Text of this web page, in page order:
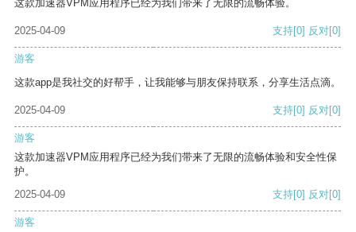
这款加速器VPM应用程序已经为我们带来了无限的流畅体验。
2025-04-09 支持[0] 反对[0]
游客
这款app是我社交的好帮手，让我能够与朋友保持联系，分享生活点滴。
2025-04-09 支持[0] 反对[0]
游客
这款加速器VPM应用程序已经为我们带来了无限的流畅体验和安全性保
护。
2025-04-09
支持[0] 反对[0]
游客